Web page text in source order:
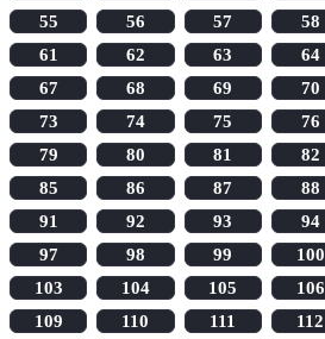
55
56 57 58
61
62 63 64
67
68 69 70
73
74 75 76
79
80 81 82
85
86 87 88
91
92 93 94
97
98 99 100
103
104 105 106
109
110 111 112